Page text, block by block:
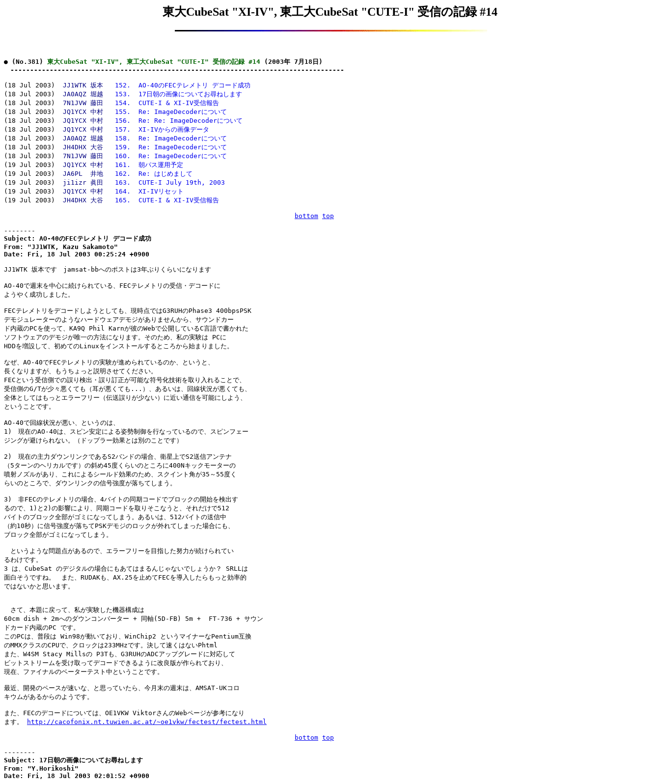
東大CubeSat "XI-IV", 東工大CubeSat "CUTE-I" 受信の記録 #14
● (No.381) 東大CubeSat "XI-IV", 東工大CubeSat "CUTE-I" 受信の記録 #14 (2003年 7月18日)
-------------------------------------------------------------------------------------
(18 Jul 2003) JJ1WTK 坂本
152.  AO-40のFECテレメトリ デコード成功
(18 Jul 2003) JA0AQZ 堀越
153.  17日朝の画像についてお尋ねします
(18 Jul 2003) 7N1JVW 藤田
154.  CUTE-I & XI-IV受信報告
(18 Jul 2003) JQ1YCX 中村
155.  Re: ImageDecoderについて
(18 Jul 2003) JQ1YCX 中村
156.  Re: Re: ImageDecoderについて
(18 Jul 2003) JQ1YCX 中村
157.  XI-IVからの画像データ
(18 Jul 2003) JA0AQZ 堀越
158.  Re: ImageDecoderについて
(18 Jul 2003) JH4DHX 大谷
159.  Re: ImageDecoderについて
(18 Jul 2003) 7N1JVW 藤田
160.  Re: ImageDecoderについて
(19 Jul 2003) JQ1YCX 中村
161.  朝パス運用予定
(19 Jul 2003) JA6PL  井地
162.  Re: はじめまして
(19 Jul 2003) ji1izr 眞田
163.  CUTE-I July 19th, 2003
(19 Jul 2003) JQ1YCX 中村
164.  XI-IVリセット
(19 Jul 2003) JH4DHX 大谷 165.  CUTE-I & XI-IV受信報告
bottom top
--------
Subject: AO-40のFECテレメトリ デコード成功
From: "JJ1WTK, Kazu Sakamoto"
Date: Fri, 18 Jul 2003 00:25:24 +0900
JJ1WTK 坂本です　jamsat-bbへのポストは3年ぶりくらいになります
AO-40で週末を中心に続けられている、FECテレメトリの受信・デコードに
ようやく成功しました。
FECテレメトリをデコードしようとしても、現時点ではG3RUHのPhase3 400bpsPSK
デモジュレーターのようなハードウェアデモジがありませんから、サウンドカー
ド内蔵のPCを使って、KA9Q Phil Karnが彼のWebで公開しているC言語で書かれた
ソフトウェアのデモジが唯一の方法になります。そのため、私の実験は PCに
HDDを増設して、初めてのLinuxをインストールするところから始まりました。
なぜ、AO-40でFECテレメトリの実験が進められているのか、というと、
長くなりますが、もうちょっと説明させてください。
FECという受信側での誤り検出・誤り訂正が可能な符号化技術を取り入れることで、
受信側のG/Tが少々悪くても（耳が悪くても...）、あるいは、回線状況が悪くても、
全体としてはもっとエラーフリー（伝送誤りが少ない）に近い通信を可能にしよう、
ということです。
AO-40で回線状況が悪い、というのは、
1)　現在のAO-40は、スピン安定による姿勢制御を行なっているので、スピンフェー
ジングが避けられない。（ドップラー効果とは別のことです）
2)　現在の主力ダウンリンクであるS2バンドの場合、衛星上でS2送信アンテナ
（5ターンのヘリカルです）の斜め45度くらいのところに400Nキックモーターの
噴射ノズルがあり、これによるシールド効果のため、スクイント角が35～55度く
らいのところで、ダウンリンクの信号強度が落ちてしまう。
3)　非FECのテレメトリの場合、4バイトの同期コードでブロックの開始を検出す
るので、1)と2)の影響により、同期コードを取りそこなうと、それだけで512
バイトのブロック全部がゴミになってしまう。あるいは、512バイトの送信中
（約10秒）に信号強度が落ちてPSKデモジのロックが外れてしまった場合にも、
ブロック全部がゴミになってしまう。
というような問題点があるので、エラーフリーを目指した努力が続けられてい
るわけです。
3 は、CubeSat のデジタルの場合にもあてはまるんじゃないでしょうか？ SRLLは
面白そうですね。　また、RUDAKも、AX.25を止めてFECを導入したらもっと効率的
ではないかと思います。
さて、本題に戻って、私が実験した機器構成は
60cm dish + 2mへのダウンコンバーター + 同軸(5D-FB) 5m +  FT-736 + サウン
ドカード内蔵のPC です。
このPCは、普段は Win98が動いており、WinChip2 というマイナーなPentium互換
のMMXクラスのCPUで、クロックは233MHzです。決して速くはないPhtml
また、W4SM Stacy Millsの P3Tも、G3RUHのADCアップグレードに対応して
ビットストリームを受け取ってデコードできるように改良版が作られており、
現在、ファイナルのベーターテスト中ということです。
最近、開発のペースが速いな、と思っていたら、今月末の週末は、AMSAT-UKコロ
キウムがあるからのようです。
また、FECのデコードについては、OE1VKW ViktorさんのWebページが参考になり
ます。
http://cacofonix.nt.tuwien.ac.at/~oe1vkw/fectest/fectest.html
bottom top
--------
Subject: 17日朝の画像についてお尋ねします
From: "Y.Horikoshi"
Date: Fri, 18 Jul 2003 02:01:52 +0900